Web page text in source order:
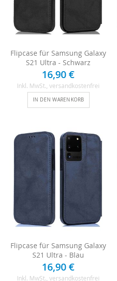
Flipcase für Samsung Galaxy
S21 Ultra - Schwarz
16,90 €
Inkl. MwSt. , versandkostenfrei
IN DEN WARENKORB
Flipcase für Samsung Galaxy
S21 Ultra - Blau
16,90 €
Inkl. MwSt. , versandkostenfrei